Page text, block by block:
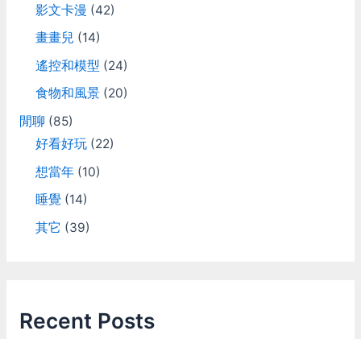
影文卡漫 (42)
畫畫兒 (14)
遙控和模型 (24)
食物和風景(20)
閒聊 (85)
好看好玩(22)
想當年(10)
睡覺(14)
其它 (39)
Recent Posts